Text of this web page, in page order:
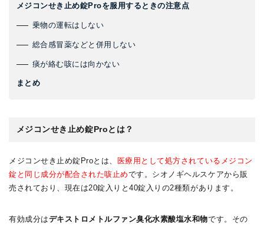
メジコンせき止め錠Proを服用するときの注意点
乗物の運転はしない
総合感冒薬などと併用しない
痰が絡む咳には向かない
まとめ
メジコンせき止め錠Proとは？
メジコンせき止め錠Proとは、 医療用として処方されているメジコン
錠と同じ成分が配合された咳止めです。シオノギヘルスケアから販
売されており、現在は20錠入りと40錠入りの2種類があります。
有効成分はデキストロメトルファン臭化水素酸塩水和物です。その